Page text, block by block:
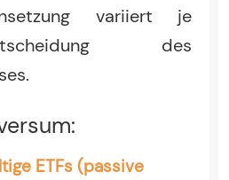
variiert je
des
ETFs (passive